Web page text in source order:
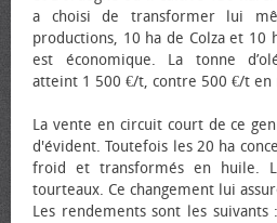
a choisi de transformer lui
productions, 10 ha de Colza et 10
est économique. La tonne
atteint 1 500 €/t, contre 500 €/t en
La vente en circuit court de ce
d'évident. Toutefois les 20 ha
froid et transformés en huile.
tourteaux. Ce changement lui
Les rendements sont les